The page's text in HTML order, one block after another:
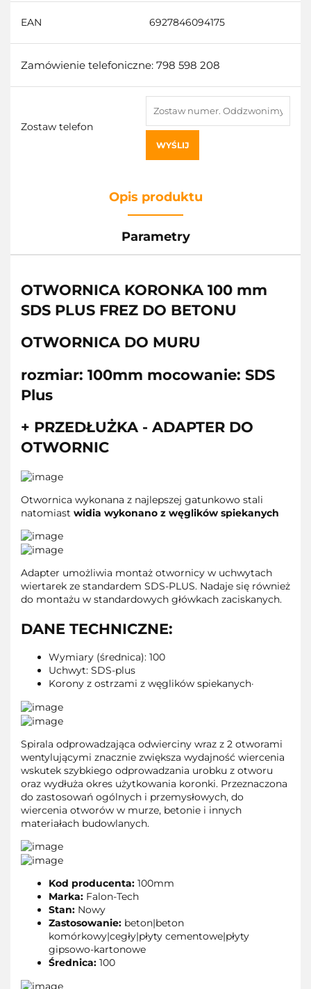
EAN 6927846094175
Zamówienie telefoniczne: 798 598 208
Zostaw telefon
WYŚLIJ
Opis produktu
Parametry
OTWORNICA KORONKA 100 mm
SDS PLUS FREZ DO BETONU
OTWORNICA DO MURU
rozmiar: 100mm mocowanie: SDS
Plus
+ PRZEDŁUŻKA - ADAPTER DO
OTWORNIC
Otwornica wykonana z najlepszej gatunkowo stali
natomiast widia wykonano z węglików spiekanych
Adapter umożliwia montaż otwornicy w uchwytach
wiertarek ze standardem SDS-PLUS. Nadaje się również
do montażu w standardowych główkach zaciskanych.
DANE TECHNICZNE:
Wymiary (średnica): 100
Uchwyt: SDS-plus
Korony z ostrzami z węglików spiekanych·
Spirala odprowadzająca odwierciny wraz z 2 otworami
wentylującymi znacznie zwiększa wydajność wiercenia
wskutek szybkiego odprowadzania urobku z otworu
oraz wydłuża okres użytkowania koronki. Przeznaczona
do zastosowań ogólnych i przemysłowych, do
wiercenia otworów w murze, betonie i innych
materiałach budowlanych.
Kod producenta: 100mm
Marka: Falon-Tech
Stan: Nowy
Zastosowanie: beton|beton
komórkowy|cegły|płyty cementowe|płyty
gipsowo-kartonowe
Średnica: 100